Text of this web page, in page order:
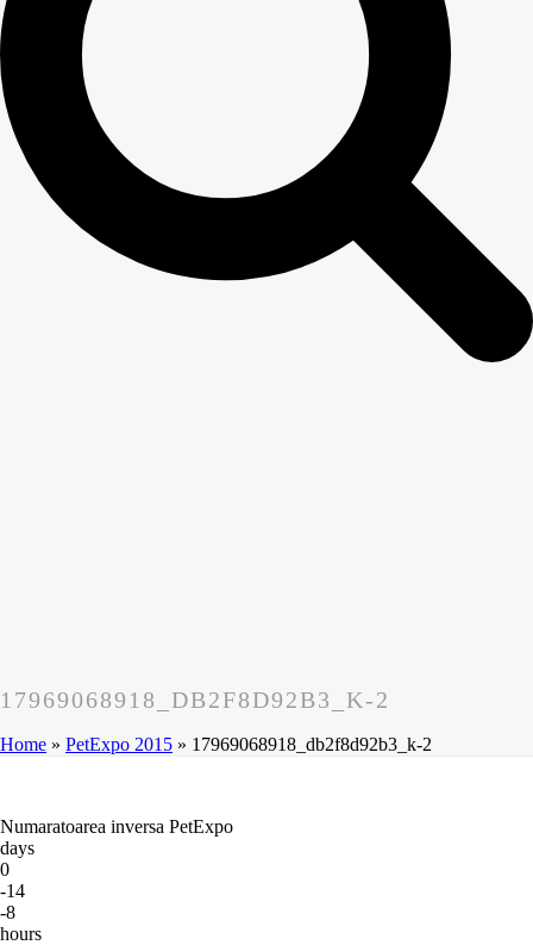
17969068918_DB2F8D92B3_K-2
Home » PetExpo 2015 » 17969068918_db2f8d92b3_k-2
Numaratoarea inversa PetExpo
days
0
-14
-8
hours